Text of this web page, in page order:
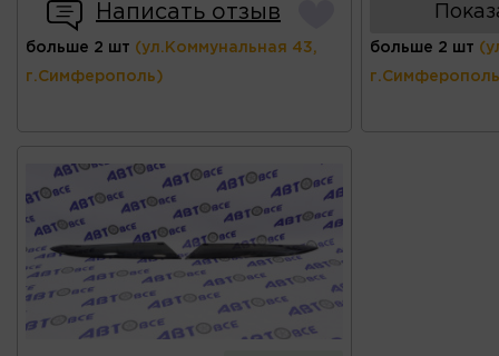
Написать отзыв
больше 2 шт (ул.Коммунальная 43,
г.Симферополь)
больше 2 шт